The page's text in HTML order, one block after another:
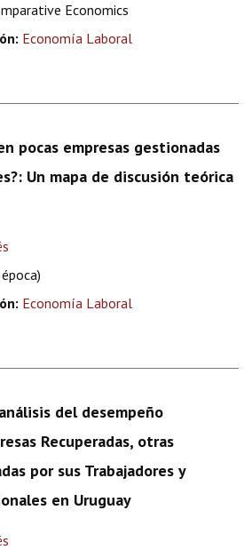
Economics
Economía Laboral
pocas empresas gestionadas
Un mapa de discusión teórica
Economía Laboral
del desempeño
Recuperadas, otras
por sus Trabajadores y
en Uruguay